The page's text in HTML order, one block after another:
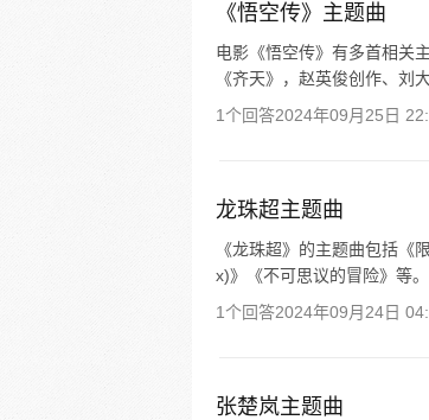
《悟空传》主题曲
电影《悟空传》有多首相关
《齐天》，赵英俊创作、刘
1个回答2024年09月25日
龙珠超主题曲
《龙珠超》的主题曲包括
x)》《不可思议的冒险》等。
1个回答2024年09月24日
张楚岚主题曲